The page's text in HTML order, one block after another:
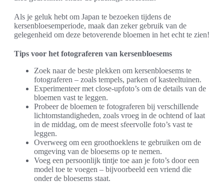
Als je geluk hebt om Japan te bezoeken tijdens de
kersenbloesemperiode, maak dan zeker gebruik van de
gelegenheid om deze betoverende bloemen in het echt te zien!
Tips voor het fotograferen van kersenbloesems
Zoek naar de beste plekken om kersenbloesems te
fotograferen – zoals tempels, parken of kasteeltuinen.
Experimenteer met close-upfoto’s om de details van de
bloemen vast te leggen.
Probeer de bloemen te fotograferen bij verschillende
lichtomstandigheden, zoals vroeg in de ochtend of laat
in de middag, om de meest sfeervolle foto’s vast te
leggen.
Overweeg om een groothoeklens te gebruiken om de
omgeving van de bloesems op te nemen.
Voeg een persoonlijk tintje toe aan je foto’s door een
model toe te voegen – bijvoorbeeld een vriend die
onder de bloesems staat.